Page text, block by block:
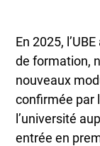
En 2025,
de formation,
nouveaux
confirmée par
l’université
entrée en